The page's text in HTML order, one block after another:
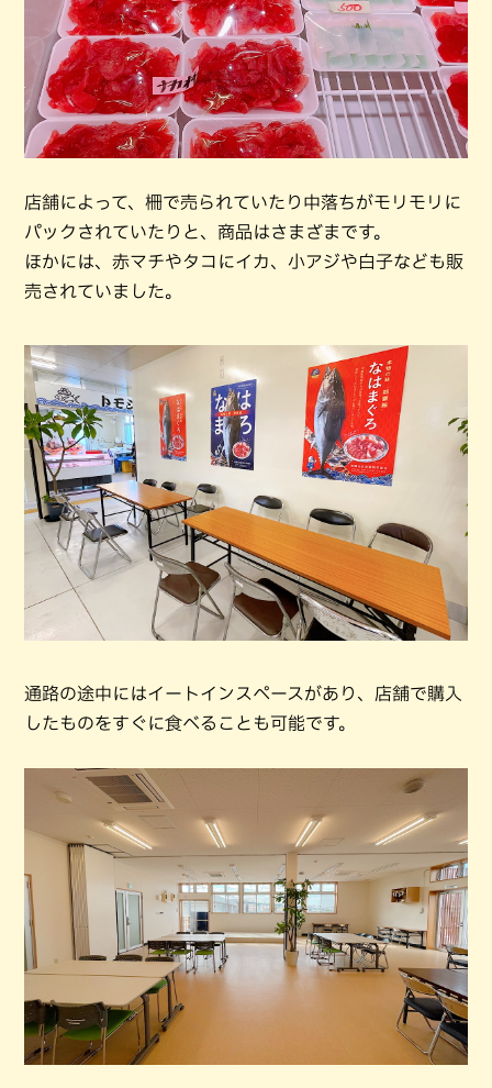
店舗によって、柵で売られていたり中落ちがモリモリに
パックされていたりと、商品はさまざまです。
ほかには、赤マチやタコにイカ、小アジや白子なども販
売されていました。
通路の途中にはイートインスペースがあり、店舗で購入
したものをすぐに食べることも可能です。